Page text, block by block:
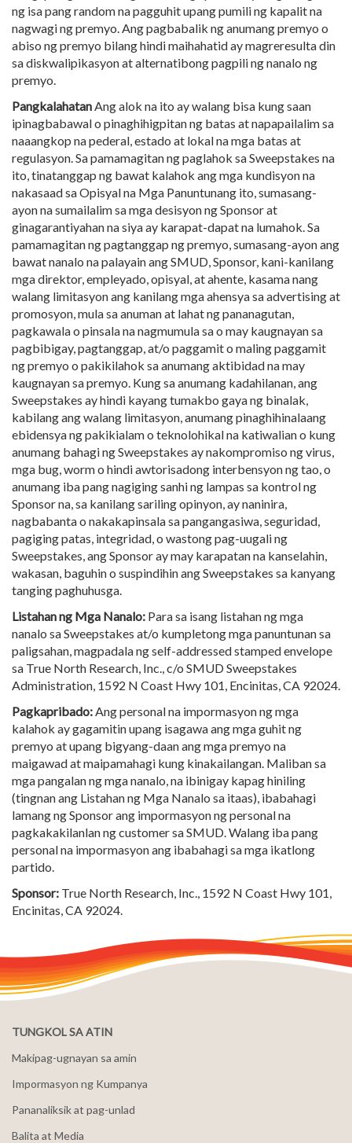
ng isa pang random na pagguhit upang pumili ng kapalit na
nagwagi ng premyo. Ang pagbabalik ng anumang premyo o
abiso ng premyo bilang hindi maihahatid ay magreresulta din
sa diskwalipikasyon at alternatibong pagpili ng nanalo ng
premyo.
PangkalahatanAng alok na ito ay walang bisa kung saan
ipinagbabawal o pinaghihigpitan ng batas at napapailalim sa
naaangkop na pederal, estado at lokal na mga batas at
regulasyon. Sa pamamagitan ng paglahok sa Sweepstakes na
ito, tinatanggap ng bawat kalahok ang mga kundisyon na
nakasaad sa Opisyal na Mga Panuntunang ito, sumasang-
ayon na sumailalim sa mga desisyon ng Sponsor at
ginagarantiyahan na siya ay karapat-dapat na lumahok. Sa
pamamagitan ng pagtanggap ng premyo, sumasang-ayon ang
bawat nanalo na palayain ang SMUD, Sponsor, kani-kanilang
mga direktor, empleyado, opisyal, at ahente, kasama nang
walang limitasyon ang kanilang mga ahensya sa advertising at
promosyon, mula sa anuman at lahat ng pananagutan,
pagkawala o pinsala na nagmumula sa o may kaugnayan sa
pagbibigay, pagtanggap, at/o paggamit o maling paggamit
ng premyo o pakikilahok sa anumang aktibidad na may
kaugnayan sa premyo. Kung sa anumang kadahilanan, ang
Sweepstakes ay hindi kayang tumakbo gaya ng binalak,
kabilang ang walang limitasyon, anumang pinaghihinalaang
ebidensya ng pakikialam o teknolohikal na katiwalian o kung
anumang bahagi ng Sweepstakes ay nakompromiso ng virus,
mga bug, worm o hindi awtorisadong interbensyon ng tao, o
anumang iba pang nagiging sanhi ng lampas sa kontrol ng
Sponsor na, sa kanilang sariling opinyon, ay naninira,
nagbabanta o nakakapinsala sa pangangasiwa, seguridad,
pagiging patas, integridad, o wastong pag-uugali ng
Sweepstakes, ang Sponsor ay may karapatan na kanselahin,
wakasan, baguhin o suspindihin ang Sweepstakes sa kanyang
tanging paghuhusga.
Listahan ng Mga Nanalo: Para sa isang listahan ng mga
nanalo sa Sweepstakes at/o kumpletong mga panuntunan sa
paligsahan, magpadala ng self-addressed stamped envelope
sa True North Research, Inc., c/o SMUD Sweepstakes
Administration, 1592 N Coast Hwy 101, Encinitas, CA 92024.
Pagkapribado:Ang personal na impormasyon ng mga
kalahok ay gagamitin upang isagawa ang mga guhit ng
premyo at upang bigyang-daan ang mga premyo na
maigawad at maipamahagi kung kinakailangan. Maliban sa
mga pangalan ng mga nanalo, na ibinigay kapag hiniling
(tingnan ang Listahan ng Mga Nanalo sa itaas), ibabahagi
lamang ng Sponsor ang impormasyon ng personal na
pagkakakilanlan ng customer sa SMUD. Walang iba pang
personal na impormasyon ang ibabahagi sa mga ikatlong
partido.
Sponsor: True North Research, Inc., 1592 N Coast Hwy 101,
Encinitas, CA 92024.
TUNGKOL SA ATIN
Makipag-ugnayan sa amin
Impormasyon ng Kumpanya
Pananaliksik at pag-unlad
Balita at Media